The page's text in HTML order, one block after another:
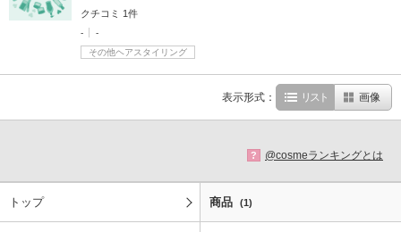
クチコミ 1件
-
-
その他ヘアスタイリング
表示形式： リスト 画像
? @cosmeランキングとは
トップ 商品 (1)